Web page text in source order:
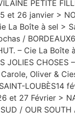
PETITE
26 janvier >
La Boîte à sel >
/
– Cie La Boîte
JOLIES
Carole, Oliver &
LOUBÈS14
et 27 Février >
/ OUR